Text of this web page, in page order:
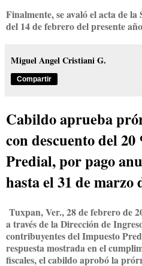
Finalmente, se avaló el acta de
del 14 de febrero del presente
Miguel Angel Cristiani G.
Compartir
Cabildo aprueba
con descuento del
Predial, por pago
hasta el 31 de marzo
Tuxpan, Ver., 28 de febrero de
a través de la Dirección de
contribuyentes del Impuesto
respuesta mostrada en el
fiscales, el cabildo aprobó la